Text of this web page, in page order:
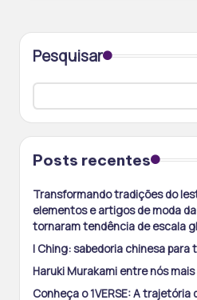
Pesquisar
Posts recentes
Transformando tradições do
elementos e artigos de moda
tornaram tendência de escala
I Ching: sabedoria chinesa para
Haruki Murakami entre nós
Conheça o 1VERSE: A trajetória